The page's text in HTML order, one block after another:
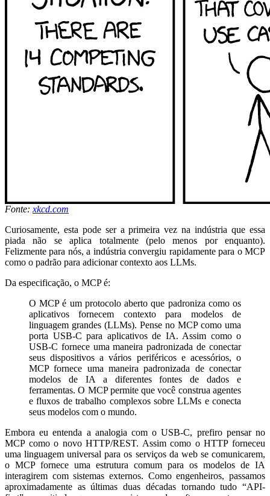
Fonte: xkcd.com
Curiosamente, esta pode ser a primeira vez na indústria que essa
piada não se aplica totalmente (pelo menos por enquanto).
Felizmente para nós, a indústria convergiu rapidamente para o MCP
como o padrão para adicionar contexto aos LLMs.
Da especificação, o MCP é:
O MCP é um protocolo aberto que padroniza como os
aplicativos fornecem contexto para modelos de
linguagem grandes (LLMs). Pense no MCP como uma
porta USB-C para aplicativos de IA. Assim como o
USB-C fornece uma maneira padronizada de conectar
seus dispositivos a vários periféricos e acessórios, o
MCP fornece uma maneira padronizada de conectar
modelos de IA a diferentes fontes de dados e
ferramentas. O MCP permite que você construa agentes
e fluxos de trabalho complexos sobre LLMs e conecta
seus modelos com o mundo.
Embora eu entenda a analogia com o USB-C, prefiro pensar no
MCP como o novo HTTP/REST. Assim como o HTTP forneceu
uma linguagem universal para os serviços da web se comunicarem,
o MCP fornece uma estrutura comum para os modelos de IA
interagirem com sistemas externos. Como engenheiros, passamos
aproximadamente as últimas duas décadas tornando tudo “API-